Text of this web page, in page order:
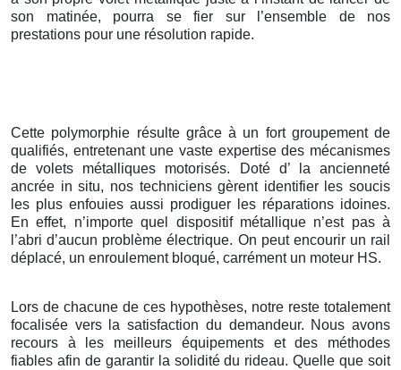
son matinée, pourra se fier sur l’ensemble de nos
prestations pour une résolution rapide.
Cette polymorphie résulte grâce à un fort groupement de
qualifiés, entretenant une vaste expertise des mécanismes
de volets métalliques motorisés. Doté d’ la ancienneté
ancrée in situ, nos techniciens gèrent identifier les soucis
les plus enfouies aussi prodiguer les réparations idoines.
En effet, n’importe quel dispositif métallique n’est pas à
l’abri d’aucun problème électrique. On peut encourir un rail
déplacé, un enroulement bloqué, carrément un moteur HS.
Lors de chacune de ces hypothèses, notre reste totalement
focalisée vers la satisfaction du demandeur. Nous avons
recours à les meilleurs équipements et des méthodes
fiables afin de garantir la solidité du rideau. Quelle que soit